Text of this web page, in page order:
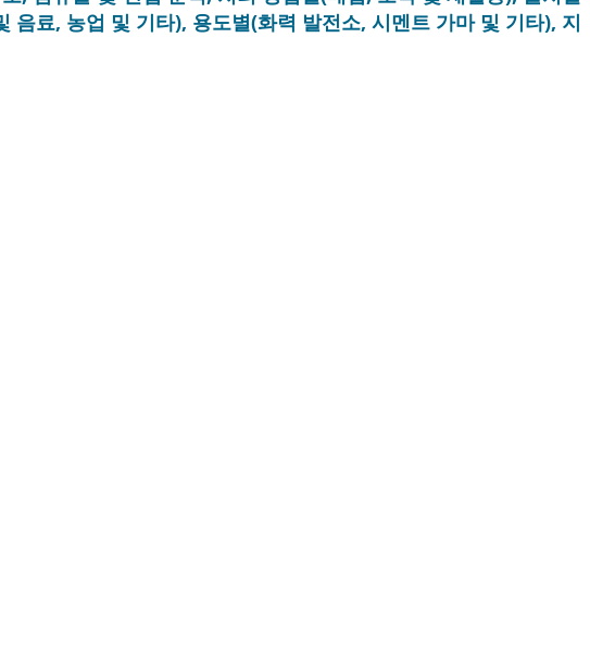
음료, 농업 및 기타), 용도별(화력 발전소, 시멘트 가마 및 기타), 지